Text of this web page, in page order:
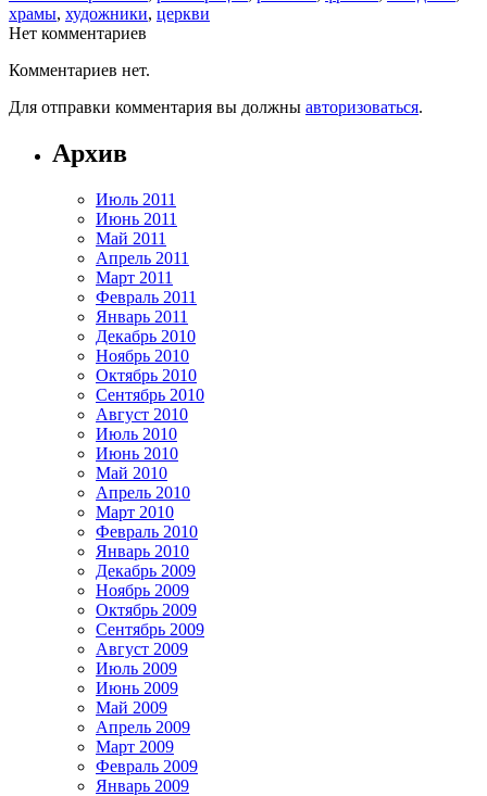
храмы, художники, церкви
Нет комментариев
Комментариев нет.
Для отправки комментария вы должны авторизоваться.
Архив
Июль 2011
Июнь 2011
Май 2011
Апрель 2011
Март 2011
Февраль 2011
Январь 2011
Декабрь 2010
Ноябрь 2010
Октябрь 2010
Сентябрь 2010
Август 2010
Июль 2010
Июнь 2010
Май 2010
Апрель 2010
Март 2010
Февраль 2010
Январь 2010
Декабрь 2009
Ноябрь 2009
Октябрь 2009
Сентябрь 2009
Август 2009
Июль 2009
Июнь 2009
Май 2009
Апрель 2009
Март 2009
Февраль 2009
Январь 2009